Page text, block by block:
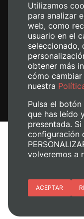
Utilizamos
para analizar
web, como
usuario en el
seleccionado,
obtener más
cómo
nuestra
Pulsa el botón
que has leído
presentada.
configuración
volveremos a
ACEPTAR